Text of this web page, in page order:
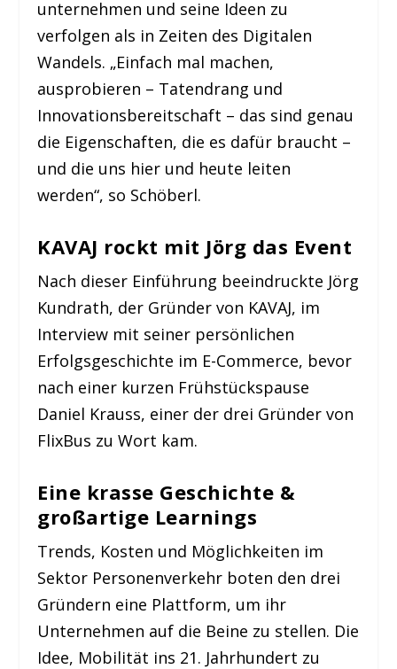
unternehmen und seine Ideen zu
verfolgen als in Zeiten des Digitalen
Wandels. „Einfach mal machen,
ausprobieren – Tatendrang und
Innovationsbereitschaft – das sind genau
die Eigenschaften, die es dafür braucht –
und die uns hier und heute leiten
werden“, so Schöberl.
KAVAJ rockt mit Jörg das Event
Nach dieser Einführung beeindruckte Jörg
Kundrath, der Gründer von KAVAJ, im
Interview mit seiner persönlichen
Erfolgsgeschichte im E-Commerce, bevor
nach einer kurzen Frühstückspause
Daniel Krauss, einer der drei Gründer von
FlixBus zu Wort kam.
Eine krasse Geschichte &
großartige Learnings
Trends, Kosten und Möglichkeiten im
Sektor Personenverkehr boten den drei
Gründern eine Plattform, um ihr
Unternehmen auf die Beine zu stellen. Die
Idee, Mobilität ins 21. Jahrhundert zu